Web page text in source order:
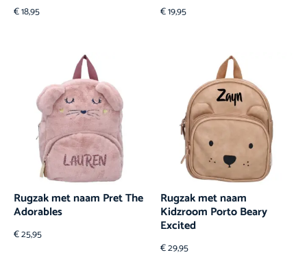
€18,95 €19,95
Rugzak met naam Pret The
Adorables
€25,95
Rugzak met naam
Kidzroom Porto Beary
Excited
€29,95